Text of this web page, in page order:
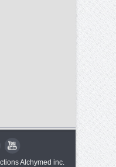
Alchymed inc.